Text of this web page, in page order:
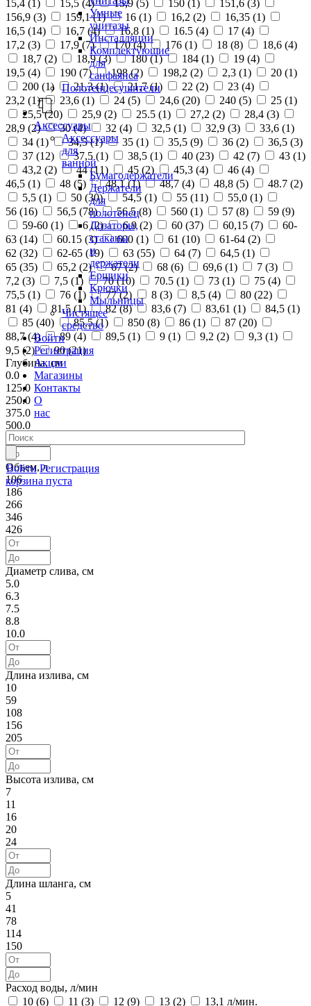
Умные
унитазы
Инсталляции
Комплектующие
для
санфаянса
Полотенцесушители
Аксессуары
Аксессуары
для
ванной
Бумагодержатели
Держатели
для
полотенец
Дозаторы,
стаканы
и
держатели
Ершики
Крючки
Мыльницы
Чистящее
средство
Войти
Регистрация
Акции
Магазины
Контакты
О
нас
Войти Регистрация
корзина пуста
15,4 (1 ) 15,5 (4) 15,9 (5) 150 (1 ) 151,6 (3)
156,9 (3) 159,1 (1) 16 (1) 16,2 (2) 16,35 (1)
16,5 (14) 16,7 (4) 16,8 (1) 16.5 (4) 17 (4)
17,2 (3) 17,9 (7) 170 (4) 176 (1) 18 (8) 18,6 (4)
18,7 (2) 18,9 (3) 180 (1) 184 (1) 19 (4)
19,5 (4) 190 (7) 198 (2) 198,2 (2) 2,3 (1) 20 (1)
200 (1) 21,3 (1) 21,7 (1) 22 (2) 23 (4)
23,2 (1) 23,6 (1) 24 (5) 24,6 (20) 240 (5) 25 (1)
25,5 (20) 25,9 (2) 25.5 (1) 27,2 (2) 28,4 (3)
28,9 (2) 30 (4) 32 (4) 32,5 (1) 32,9 (3) 33,6 (1)
34 (1) 34,5 (1) 35 (1) 35,5 (9) 36 (2) 36,5 (3)
37 (12) 37,5 (1) 38,5 (1) 40 (23) 42 (7) 43 (1)
43,2 (2) 44 (11) 45 (2) 45,3 (4) 46 (4)
46,5 (1) 48 (5) 48,1 (1) 48,7 (4) 48,8 (5) 48.7 (2)
5,5 (1) 50 (30) 54,5 (1) 55 (11) 55,0 (1)
56 (16) 56,5 (78) 56.5 (8) 560 (1) 57 (8) 59 (9)
59-60 (1) 6 (2) 6,9 (2) 60 (37) 60,15 (7)
60-
63 (14) 60.15 (3) 600 (1) 61 (10) 61-64 (2)
62 (32) 62-65 (19) 63 (55) 64 (7) 64,5 (1)
65 (35) 65,2 (2) 67 (2) 68 (6) 69,6 (1) 7 (3)
7,2 (3) 7,5 (1) 70 (10) 70.5 (1) 73 (1) 75 (4)
75,5 (1) 76 (1) 77 (2) 8 (3) 8,5 (4) 80 (22)
81 (4) 81,5 (1) 82 (8) 83,6 (7) 83,61 (1) 84,5 (1)
85 (40) 85,5 (1) 850 (8) 86 (1) 87 (20)
88,7 (4) 89 (4) 89,5 (1) 9 (1) 9,2 (2) 9,3 (1)
9,5 (2) 90 (21)
Глубина, см
0.0
125.0
250.0
375.0
500.0
Объем, л
106
186
266
346
426
Диаметр слива, см
5.0
6.3
7.5
8.8
10.0
Длина излива, см
10
59
108
156
205
Высота излива, см
7
11
16
20
24
Длина шланга, см
5
41
78
114
150
Расход воды, л/мин
10 (6) 11 (3) 12 (9) 13 (2)
13,1 л/мин.